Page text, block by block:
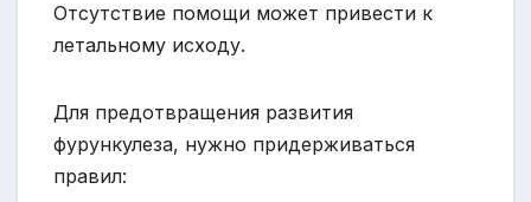
Отсутствие помощи может привести к
летальному исходу.
Для предотвращения развития
фурункулеза, нужно придерживаться
правил: